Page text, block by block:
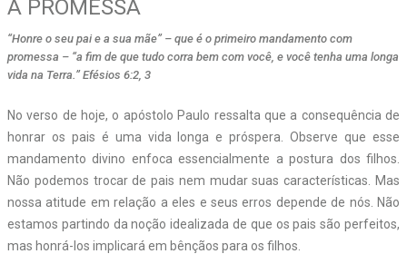
A PROMESSA
“Honre o seu pai e a sua mãe” – que é o primeiro mandamento com
promessa – “a fim de que tudo corra bem com você, e você tenha uma longa
vida na Terra.” Efésios 6:2, 3
No verso de hoje, o apóstolo Paulo ressalta que a consequência de
honrar os pais é uma vida longa e próspera. Observe que esse
mandamento divino enfoca essencialmente a postura dos filhos.
Não podemos trocar de pais nem mudar suas características. Mas
nossa atitude em relação a eles e seus erros depende de nós. Não
estamos partindo da noção idealizada de que os pais são perfeitos,
mas honrá-los implicará em bênçãos para os filhos.